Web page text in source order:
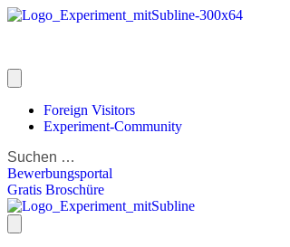
Foreign Visitors
Experiment-Community
Bewerbungsportal
Gratis Broschüre